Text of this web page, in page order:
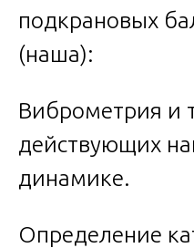
подкрановых
(наша):
Виброметрия и
действующих
динамике.
Определение